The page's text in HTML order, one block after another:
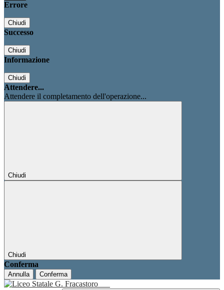
Errore
Chiudi
Successo
Chiudi
Informazione
Chiudi
Attendere...
Attendere il completamento dell'operazione...
Chiudi
Chiudi
Conferma
Annulla Conferma